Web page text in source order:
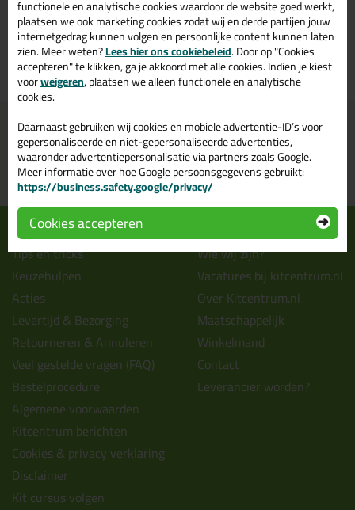
Terug naar overzicht
Voor 21:00 uur besteld
morgen in huis
Gratisbezorging inNL & BE
vanaf75,-
Grootste assortiment
uit voorraad leverbaar
PostNL afhaalpunt: kies zelf
wanneer je afhaalt
Informatie
Tips en tricks
Keuzehulpen
Acties
Levertijd & Bezorging
Retourneren & Annuleren
Veel gestelde vragen (FAQ)
Bestelprocedure
Algemene voorwaarden
Kitcentrum berichten
Cookies & privacy verklaring
Disclaimer
Kit cursus volgen
Wie wij zijn?
Vacatures bij kitcentrum.nl
Over Kitcentrum.nl
Maatschappelijk
Winkelmand
Contact
Leverancier worden?
functionele en analytische cookies waardoor de website goed werkt,
plaatsen we ook marketing cookies zodat wij en derde partijen jouw
internetgedrag kunnen volgen en persoonlijke content kunnen laten
zien. Meer weten?Lees hier ons cookiebeleid. Door op "Cookies
accepteren" te klikken, ga je akkoord met alle cookies. Indien je kiest
voorweigeren, plaatsen we alleen functionele en analytische
cookies.
Daarnaast gebruiken wij cookies en mobiele advertentie-ID’s voor
gepersonaliseerde en niet-gepersonaliseerde advertenties,
waaronder advertentiepersonalisatie via partners zoals Google.
Meer informatie over hoe Google persoonsgegevens gebruikt:
https://business.safety.google/privacy/
Cookies accepteren